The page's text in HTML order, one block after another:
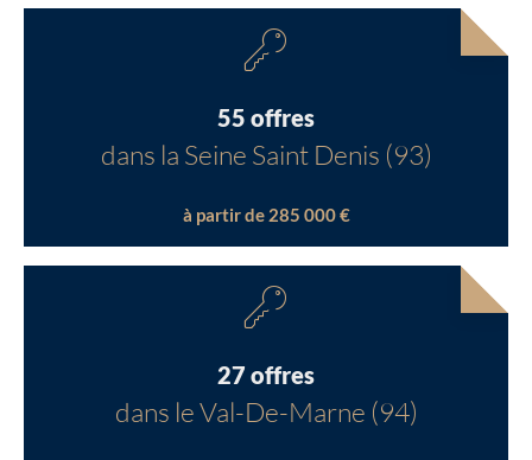
55 offres
dans la Seine Saint Denis (93)
à partir de 285 000 €
27 offres
dans le Val-De-Marne (94)